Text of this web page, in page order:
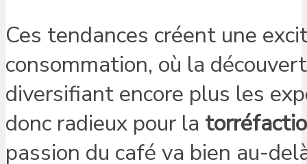
Ces tendances créent une
consommation, où la
diversifiant encore plus les
donc radieux pour la
passion du café va bien au-